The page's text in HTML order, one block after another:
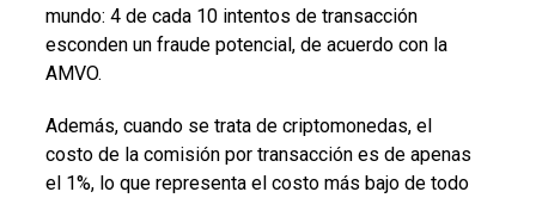
mundo: 4 de cada 10 intentos de transacción
esconden un fraude potencial, de acuerdo con la
AMVO.
Además, cuando se trata de criptomonedas, el
costo de la comisión por transacción es de apenas
el 1%, lo que representa el costo más bajo de todo